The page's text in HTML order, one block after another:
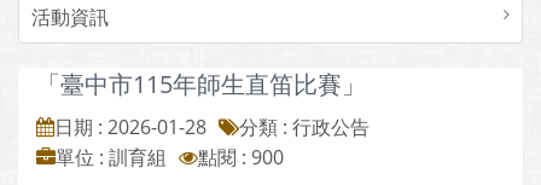
活動資訊
「臺中市115年師生直笛比賽」
日期 : 2026-01-28
分類 : 行政公告
單位 : 訓育組
點閱 : 900